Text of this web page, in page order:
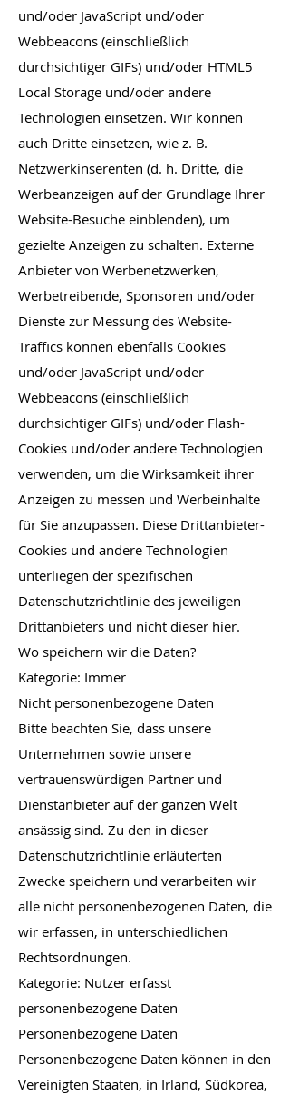
und/oder JavaScript und/oder
Webbeacons (einschließlich
durchsichtiger GIFs) und/oder HTML5
Local Storage und/oder andere
Technologien einsetzen. Wir können
auch Dritte einsetzen, wie z. B.
Netzwerkinserenten (d. h. Dritte, die
Werbeanzeigen auf der Grundlage Ihrer
Website-Besuche einblenden), um
gezielte Anzeigen zu schalten. Externe
Anbieter von Werbenetzwerken,
Werbetreibende, Sponsoren und/oder
Dienste zur Messung des Website-
Traffics können ebenfalls Cookies
und/oder JavaScript und/oder
Webbeacons (einschließlich
durchsichtiger GIFs) und/oder Flash-
Cookies und/oder andere Technologien
verwenden, um die Wirksamkeit ihrer
Anzeigen zu messen und Werbeinhalte
für Sie anzupassen. Diese Drittanbieter-
Cookies und andere Technologien
unterliegen der spezifischen
Datenschutzrichtlinie des jeweiligen
Drittanbieters und nicht dieser hier.
Wo speichern wir die Daten?
Kategorie: Immer
Nicht personenbezogene Daten
Bitte beachten Sie, dass unsere
Unternehmen sowie unsere
vertrauenswürdigen Partner und
Dienstanbieter auf der ganzen Welt
ansässig sind. Zu den in dieser
Datenschutzrichtlinie erläuterten
Zwecke speichern und verarbeiten wir
alle nicht personenbezogenen Daten, die
wir erfassen, in unterschiedlichen
Rechtsordnungen.
Kategorie: Nutzer erfasst
personenbezogene Daten
Personenbezogene Daten
Personenbezogene Daten können in den
Vereinigten Staaten, in Irland, Südkorea,